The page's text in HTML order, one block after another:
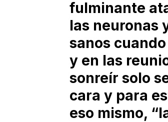
fulminante
las neuronas
sanos
y en las
sonreír solo
cara y para
eso mismo,